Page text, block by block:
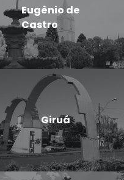
Eugênio de
Castro
Giruá